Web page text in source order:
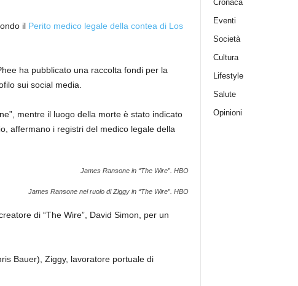
il Perito medico legale della contea di Los
ha pubblicato una raccolta fondi per la
sui social media.
mentre il luogo della morte è stato indicato
affermano i registri del medico legale della
James Ransone in “The Wire”. HBO
James Ransone nel ruolo di Ziggy in “The Wire”. HBO
di “The Wire”, David Simon, per un
Bauer), Ziggy, lavoratore portuale di
Cronaca
Eventi
Società
Cultura
Lifestyle
Salute
Opinioni